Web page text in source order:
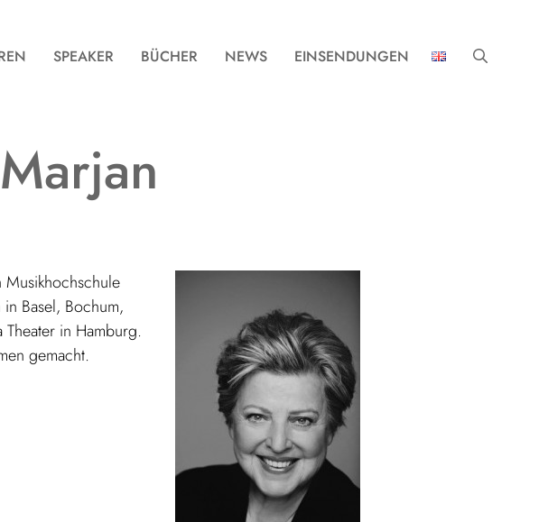
SPEAKER BÜCHER NEWS EINSENDUNGEN
Musikhochschule
Basel, Bochum,
in Hamburg.
gemacht.